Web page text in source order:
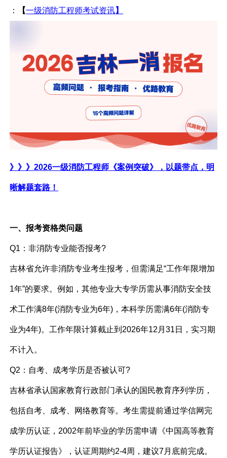
： 【一级消防工程师考试资讯】
》》》2026一级消防工程师《案例突破》，以题带点，明
晰解题套路！
一、报考资格类问题
Q1：非消防专业能否报考?
吉林省允许非消防专业考生报考，但需满足“工作年限增加
1年”的要求。例如，其他专业大专学历需从事消防安全技
术工作满8年(消防专业为6年)，本科学历需满6年(消防专
业为4年)。工作年限计算截止到2026年12月31日，实习期
不计入。
Q2：自考、成考学历是否被认可?
吉林省承认国家教育行政部门承认的国民教育序列学历，
包括自考、成考、网络教育等。考生需提前通过学信网完
成学历认证，2002年前毕业的学历需申请《中国高等教育
学历认证报告》，认证周期约2-4周，建议7月底前完成。